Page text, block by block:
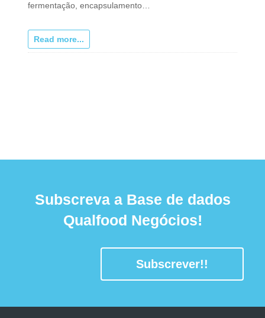
fermentação, encapsulamento…
Read more...
Subscreva a Base de dados
Qualfood Negócios!
Subscrever!!